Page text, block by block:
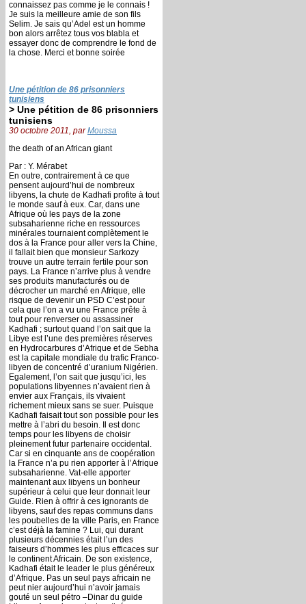
connaissez pas comme je le connais !
Je suis la meilleure amie de son fils
Selim. Je sais qu’Adel est un homme
bon alors arrêtez tous vos blabla et
essayer donc de comprendre le fond de
la chose. Merci et bonne soirée
Une pétition de 86 prisonniers
tunisiens
> Une pétition de 86 prisonniers
tunisiens
30 octobre 2011, parMoussa
the death of an African giant
Par : Y. Mérabet
En outre, contrairement à ce que
pensent aujourd’hui de nombreux
libyens, la chute de Kadhafi profite à tout
le monde sauf à eux. Car, dans une
Afrique où les pays de la zone
subsaharienne riche en ressources
minérales tournaient complètement le
dos à la France pour aller vers la Chine,
il fallait bien que monsieur Sarkozy
trouve un autre terrain fertile pour son
pays. La France n’arrive plus à vendre
ses produits manufacturés ou de
décrocher un marché en Afrique, elle
risque de devenir un PSD C’est pour
cela que l’on a vu une France prête à
tout pour renverser ou assassiner
Kadhafi ; surtout quand l’on sait que la
Libye est l’une des premières réserves
en Hydrocarbures d’Afrique et de Sebha
est la capitale mondiale du trafic Franco-
libyen de concentré d’uranium Nigérien.
Egalement, l’on sait que jusqu’ici, les
populations libyennes n’avaient rien à
envier aux Français, ils vivaient
richement mieux sans se suer. Puisque
Kadhafi faisait tout son possible pour les
mettre à l’abri du besoin. Il est donc
temps pour les libyens de choisir
pleinement futur partenaire occidental.
Car si en cinquante ans de coopération
la France n’a pu rien apporter à l’Afrique
subsaharienne. Vat-elle apporter
maintenant aux libyens un bonheur
supérieur à celui que leur donnait leur
Guide. Rien à offrir à ces ignorants de
libyens, sauf des repas communs dans
les poubelles de la ville Paris, en France
c’est déjà la famine ? Lui, qui durant
plusieurs décennies était l’un des
faiseurs d’hommes les plus efficaces sur
le continent Africain. De son existence,
Kadhafi était le leader le plus généreux
d’Afrique. Pas un seul pays africain ne
peut nier aujourd’hui n’avoir jamais
gouté un seul pétro –Dinar du guide